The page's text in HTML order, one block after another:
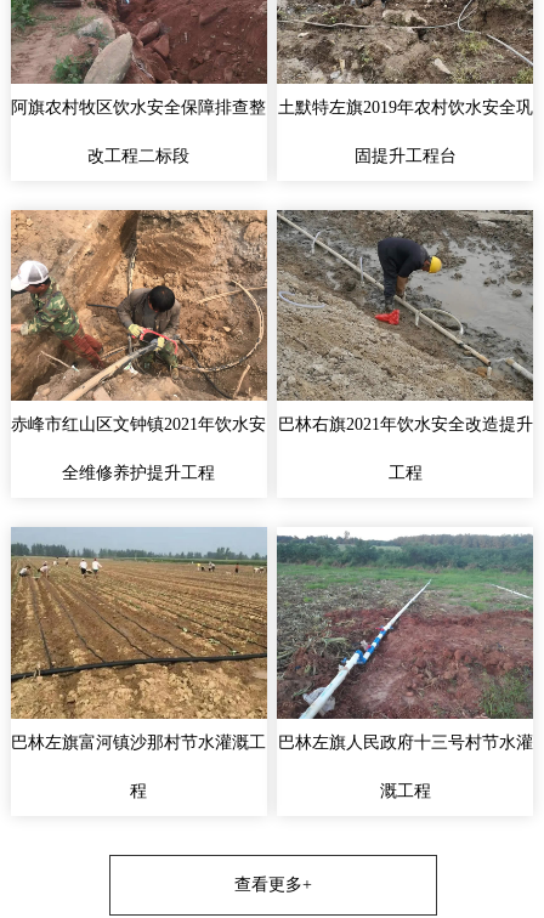
阿旗农村牧区饮水安全保障排查整
改工程二标段
土默特左旗2019年农村饮水安全巩
固提升工程台
赤峰市红山区文钟镇2021年饮水安
全维修养护提升工程
巴林右旗2021年饮水安全改造提升
工程
巴林左旗富河镇沙那村节水灌溉工
程
巴林左旗人民政府十三号村节水灌
溉工程
查看更多+